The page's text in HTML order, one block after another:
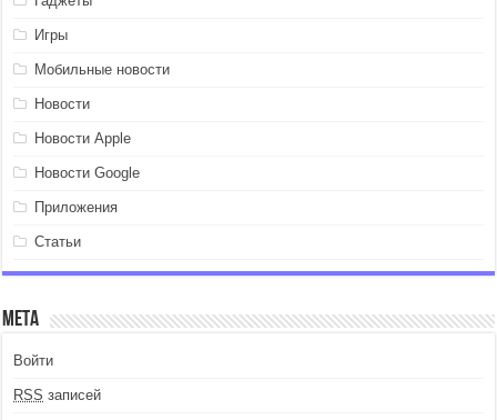
Игры
Мобильные новости
Новости
Новости Apple
Новости Google
Приложения
Статьи
Мета
Войти
RSS записей